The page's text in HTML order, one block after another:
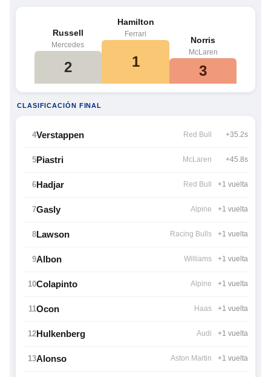
Russell
Mercedes
2
Hamilton
Ferrari
1
Norris
McLaren
3
CLASIFICACIÓN FINAL
4Verstappen Red Bull +35.2s
5Piastri McLaren +45.8s
6Hadjar Red Bull +1 vuelta
7Gasly Alpine +1 vuelta
8Lawson Racing Bulls +1 vuelta
9Albon Williams +1 vuelta
10Colapinto Alpine +1 vuelta
11Ocon Haas +1 vuelta
12Hulkenberg Audi +1 vuelta
13Alonso Aston Martin +1 vuelta